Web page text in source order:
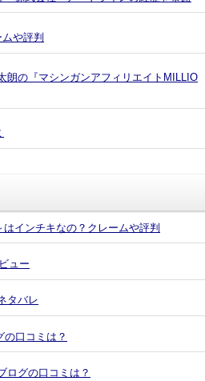
や評判
朗の『マシンガンアフィリエイトMILLIO
インチキなの？クレームや評判
ュー
タバレ
口コミは？
ログの口コミは？